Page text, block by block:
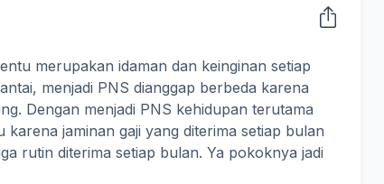
merupakan idaman dan keinginan setiap
menjadi PNS dianggap berbeda karena
Dengan menjadi PNS kehidupan terutama
jaminan gaji yang diterima setiap bulan
rutin diterima setiap bulan. Ya pokoknya jadi